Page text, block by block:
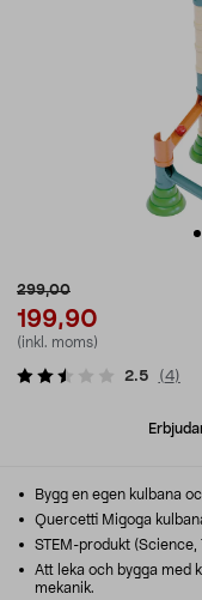
299,00
199,90
(inkl. moms)
2.5 (4)
Bygg en egen kulbana
Quercetti Migoga
STEM-produkt (Science,
Att leka och bygga med
mekanik.